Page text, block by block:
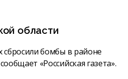
области
сбросили бомбы в районе
«Российская газета».